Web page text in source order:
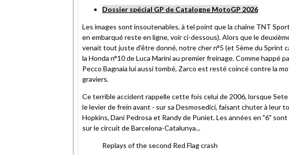
Dossier spécial GP de Catalogne MotoGP 2026
Les images sont insoutenables, à tel point que la chaîne TNT
en embarqué reste en ligne, voir ci-dessous). Alors que le
venait tout juste d'être donné, notre cher n°5 (et 5ème du Sprint
la Honda n°10 de Luca Marini au premier freinage. Comme happé
Pecco Bagnaia lui aussi tombé, Zarco est resté coincé contre la
graviers.
Ce terrible accident rappelle cette fois celui de 2006, lorsque
le levier de frein avant - sur sa Desmosedici, faisant chuter à leur
Hopkins, Dani Pedrosa et Randy de Puniet. Les années en "6"
sur le circuit de Barcelona-Catalunya...
Replays of the second Red Flag crash